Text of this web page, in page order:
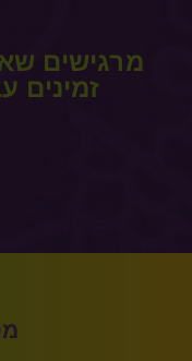
מרגישים
זמינים